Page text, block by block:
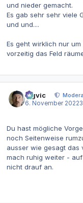
und nieder gemacht.
Es gab sehr sehr viele
und und....
Es geht wirklich nur
vorzeitig das Feld
bigvic
6. November 2022
Du hast mögliche
noch Seitenweise
ausser wie gesagt das
mach ruhig weiter -
nicht drauf an.